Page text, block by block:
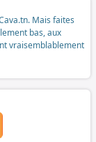
Mais faites
bas, aux
vraisemblablement